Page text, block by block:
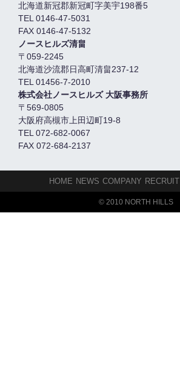
北海道新冠郡新冠町字美宇198番5
TEL 0146-47-5031
FAX 0146-47-5132
ノースヒルズ清畠
〒059-2245
北海道沙流郡日高町清畠237-12
TEL 01456-7-2010
株式会社ノースヒルズ 大阪事務所
〒569-0805
大阪府高槻市上田辺町19-8
TEL 072-682-0067
FAX 072-684-2137
HOME NEWS COMPANY RECRUIT
© 2010 NORTH HILLS